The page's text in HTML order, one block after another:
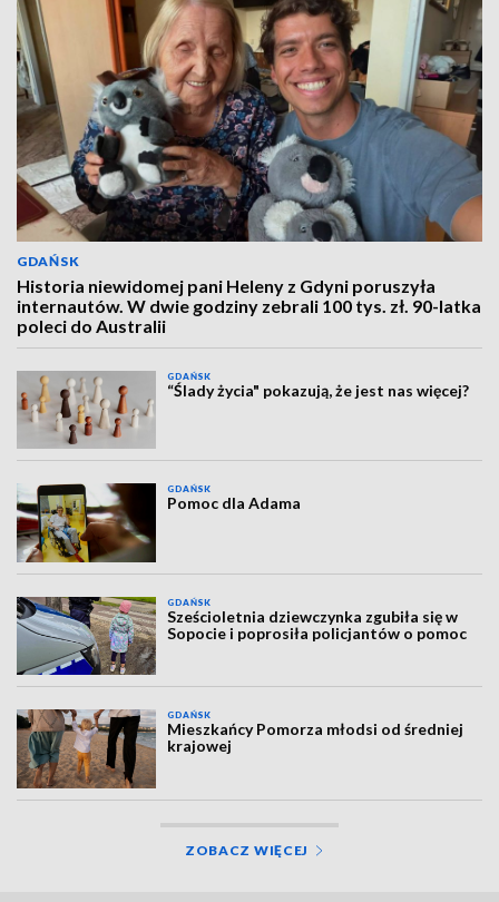
GDAŃSK
Historia niewidomej pani Heleny z Gdyni poruszyła
internautów. W dwie godziny zebrali 100 tys. zł. 90-latka
poleci do Australii
GDAŃSK
“Ślady życia" pokazują, że jest nas więcej?
GDAŃSK
Pomoc dla Adama
GDAŃSK
Sześcioletnia dziewczynka zgubiła się w
Sopocie i poprosiła policjantów o pomoc
GDAŃSK
Mieszkańcy Pomorza młodsi od średniej
krajowej
ZOBACZ WIĘCEJ